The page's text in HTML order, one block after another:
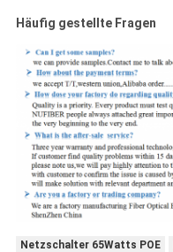
Häufig gestellte Fragen
Netzschalter 65Watts POE